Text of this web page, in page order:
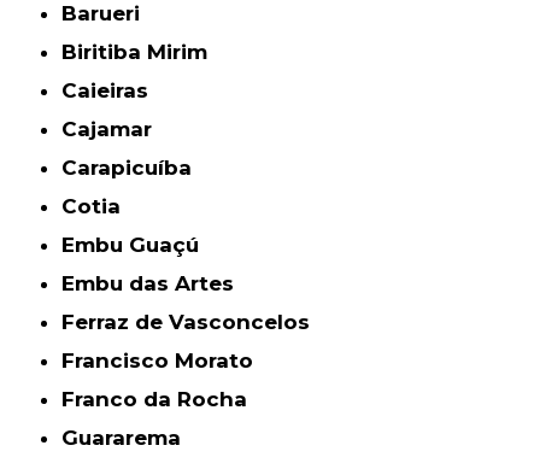
Barueri
Biritiba Mirim
Caieiras
Cajamar
Carapicuíba
Cotia
Embu Guaçú
Embu das Artes
Ferraz de Vasconcelos
Francisco Morato
Franco da Rocha
Guararema